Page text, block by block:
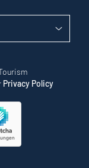
Privacy Policy